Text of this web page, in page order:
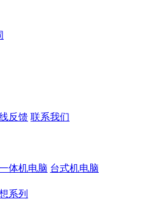
反馈 联系我们
体机电脑 台式机电脑
系列